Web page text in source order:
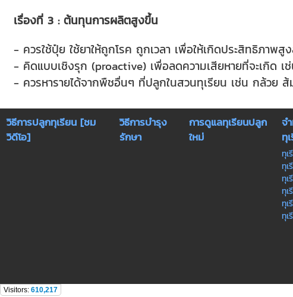
เรื่องที่ 3 : ต้นทุนการผลิตสูงขึ้น
- ควรใช้ปุ๋ย ใช้ยาให้ถูกโรค ถูกเวลา เพื่อให้เกิดประสิทธิภาพสู
- คิดแบบเชิงรุก (proactive) เพื่อลดความเสียหายที่จะเกิด
- ควรหารายได้จากพืชอื่นๆ ที่ปลูกในสวนทุเรียน เช่น กล้วย
วิธีการปลูกทุเรียน [ชม
วิดีโอ]
วิธีการบำรุง
รักษา
การดูแลทุเรียนปลูก
ใหม่
จ
ทุ
ทุเ
ทุเ
ทุเ
ทุ
ทุเ
ทุเ
Visitors: 610,217